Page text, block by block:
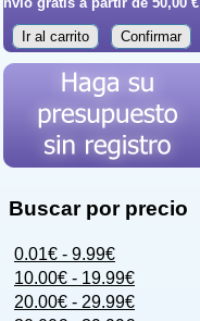
Ir al carrito Confirmar
Buscar por precio
0.01€ - 9.99€
10.00€ - 19.99€
20.00€ - 29.99€